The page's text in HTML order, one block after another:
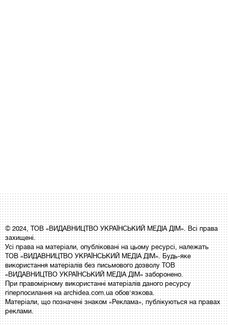
© 2024, ТОВ «ВИДАВНИЦТВО УКРАЇНСЬКИЙ МЕДІА ДІМ». Всі права
захищені.
Усі права на матеріали, опубліковані на цьому ресурсі, належать
ТОВ «ВИДАВНИЦТВО УКРАЇНСЬКИЙ МЕДІА ДІМ». Будь-яке
використання матеріалів без письмового дозволу ТОВ
«ВИДАВНИЦТВО УКРАЇНСЬКИЙ МЕДІА ДІМ» заборонено.
При правомірному використанні матеріалів даного ресурсу
гіперпосилання на archidea.com.ua обов'язкова.
Матеріали, що позначені знаком «Реклама», публікуються на правах
реклами.